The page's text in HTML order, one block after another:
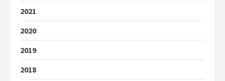
2021
2020
2019
2018